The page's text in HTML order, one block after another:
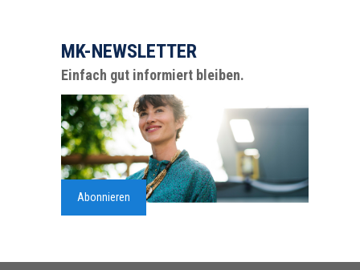
MK-NEWSLETTER
Einfach gut informiert bleiben.
Abonnieren